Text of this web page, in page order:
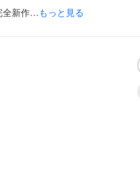
全新作…もっと見る